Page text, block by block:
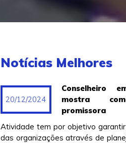
Notícias Melhores
20/12/2024
Conselheiro
mostra
promissora
Atividade tem por objetivo
das organizações através de